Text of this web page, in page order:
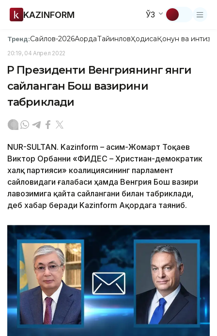
KAZINFORM ЎЗ
Тренд:Сайлов-2026АқордаТайинловҲодисаҚонун ва
20:19, 04 Апрел 2022
ҚР Президенти Венгриянинг янги
сайланган Бош вазирини
табриклади
NUR-SULTAN. Kazinform – Қасим-Жомарт Тоқаев
Виктор Орбанни «ФИДЕС – Христиан-демократик
халқ партияси» коалициясининг парламент
сайловидаги ғалабаси ҳамда Венгрия Бош вазири
лавозимига қайта сайлангани билан табриклади,
деб хабар беради Kazinform Ақордага таяниб.